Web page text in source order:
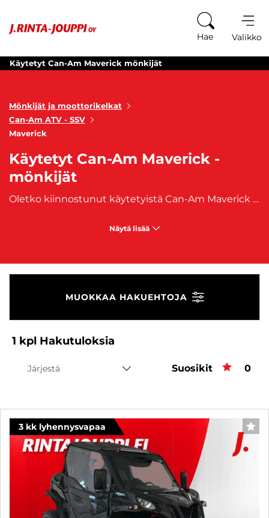
Hae Valikko
Käytetyt Can-Am Maverick mönkijät
Mönkijät ja moottorikelkat
Can-Am ATV - SSV
Maverick
Käytetyt Can-Am Maverick -
mönkijät
Oletko kiinnostunut käytetyistä Can-Am Maverick mönkijöistä? Meiltä löydät laadukkaat vaihtoehdot, jotka tarjoavat huippuluokan suorituskykyä ja jännittäviä off-road-seikkailuja. Can-Am Maverick -mallisto on suunniteltu tarjoamaan vauhdikasta ja monipuolista ajokokemusta, ja käytettyinä nämä mönkijät ovat edelleen erinomaisia valintoja. Valikoimassamme on eri Can-Am Maverick -mallit ja varustelutasot, joten voit valita juuri itsellesi sopivan käytetyn mönkijän. Olipa kyse sitten mutkikkaista poluista, hiekkadyyneistä tai haastavista maastoista, Can-Am Maverick tarjoaa voimaa ja hallittavuutta kaikissa olosuhteissa. Tutustu valikoimaamme ja löydä itsellesi sopiva käytetty Can-Am Maverick mönkijä nyt. Astu ulos mukavuusalueeltasi ja valmistaudu kokemaan jännittäviä off-road-seikkailuja käytetyllä Can-Am Maverickilla!
Näytä lisää
MUOKKAA HAKUEHTOJA
1 kpl Hakutuloksia
Järjestä Suosikit 0
3 kk lyhennysvapaa